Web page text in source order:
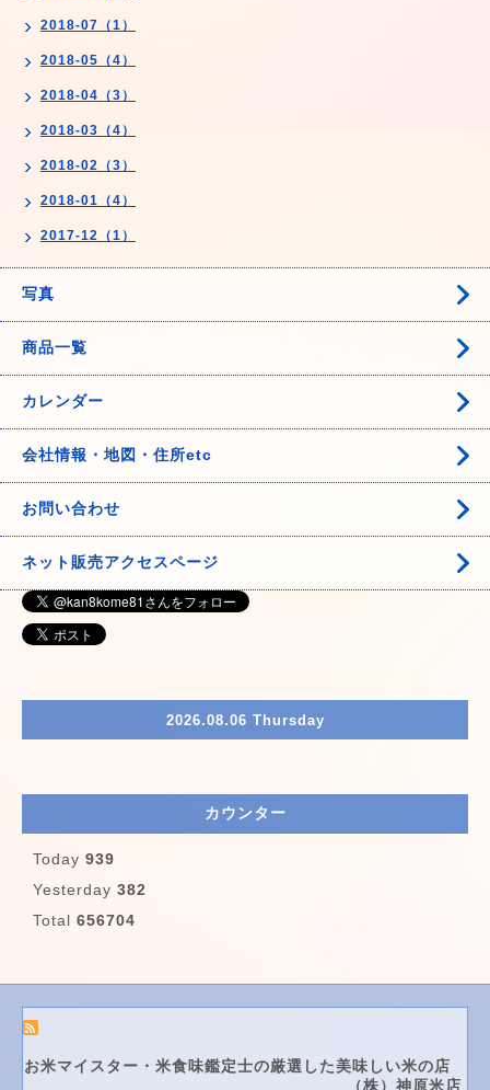
2018-07（1）
2018-05（4）
2018-04（3）
2018-03（4）
2018-02（3）
2018-01（4）
2017-12（1）
写真
商品一覧
カレンダー
会社情報・地図・住所etc
お問い合わせ
ネット販売アクセスページ
2026.08.06 Thursday
カウンター
Today 939
Yesterday 382
Total 656704
お米マイスター・米食味鑑定士の厳選した美味しい米の店
（株）神原米店